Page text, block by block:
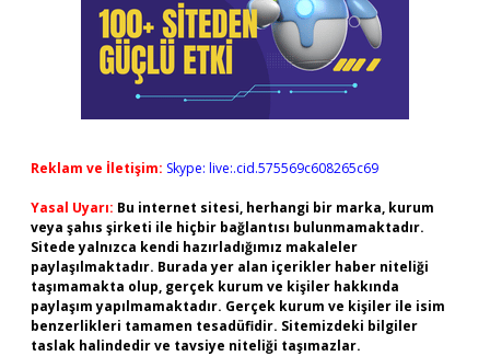
Reklam ve İletişim: Skype: live:.cid.575569c608265c69
Yasal Uyarı: Bu internet sitesi, herhangi bir marka, kurum
veya şahıs şirketi ile hiçbir bağlantısı bulunmamaktadır.
Sitede yalnızca kendi hazırladığımız makaleler
paylaşılmaktadır. Burada yer alan içerikler haber niteliği
taşımamakta olup, gerçek kurum ve kişiler hakkında
paylaşım yapılmamaktadır. Gerçek kurum ve kişiler ile isim
benzerlikleri tamamen tesadüfidir. Sitemizdeki bilgiler
taslak halindedir ve tavsiye niteliği taşımazlar.